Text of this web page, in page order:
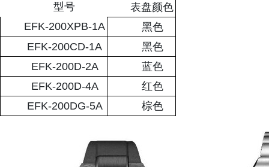
型号
表盘颜色
EFK-200XPB-1A
黑色
EFK-200CD-1A
黑色
EFK-200D-2A
蓝色
EFK-200D-4A
红色
EFK-200DG-5A
棕色